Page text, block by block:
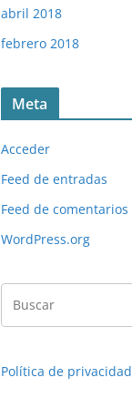
abril 2018
febrero 2018
Meta
Acceder
Feed de entradas
Feed de comentarios
WordPress.org
Política de privacidad